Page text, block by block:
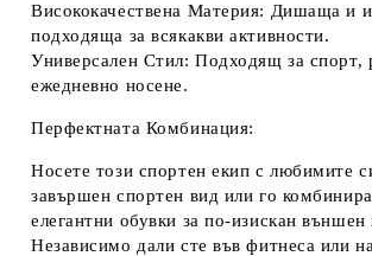
Висококачествена Материя: Дишаща и
подходяща за всякакви активности.
Универсален Стил: Подходящ за спорт,
ежедневно носене.
Перфектната Комбинация:
Носете този спортен екип с любимите
завършен спортен вид или го
елегантни обувки за по-изискан външен
Независимо дали сте във фитнеса или